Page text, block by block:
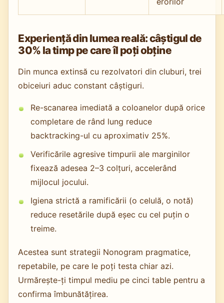
Experiență din lumea reală: câștigul de
30% la timp pe care îl poți obține
Din munca extinsă cu rezolvatori din cluburi, trei
obiceiuri aduc constant câștiguri.
Re-scanarea imediată a coloanelor după orice
completare de rând lung reduce
backtracking-ul cu aproximativ 25%.
Verificările agresive timpurii ale marginilor
fixează adesea 2–3 colțuri, accelerând
mijlocul jocului.
Igiena strictă a ramificării (o celulă, o notă)
reduce resetările după eșec cu cel puțin o
treime.
Acestea sunt strategii Nonogram pragmatice,
repetabile, pe care le poți testa chiar azi.
Urmărește-ți timpul mediu pe cinci table pentru a
confirma îmbunătățirea.